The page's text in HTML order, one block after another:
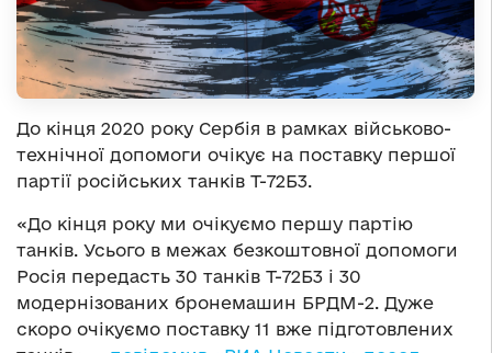
До кінця 2020 року Сербія в рамках військово-
технічної допомоги очікує на поставку першої
партії російських танків Т-72Б3.
«До кінця року ми очікуємо першу партію
танків. Усього в межах безкоштовної допомоги
Росія передасть 30 танків Т-72Б3 і 30
модернізованих бронемашин БРДМ-2. Дуже
скоро очікуємо поставку 11 вже підготовлених